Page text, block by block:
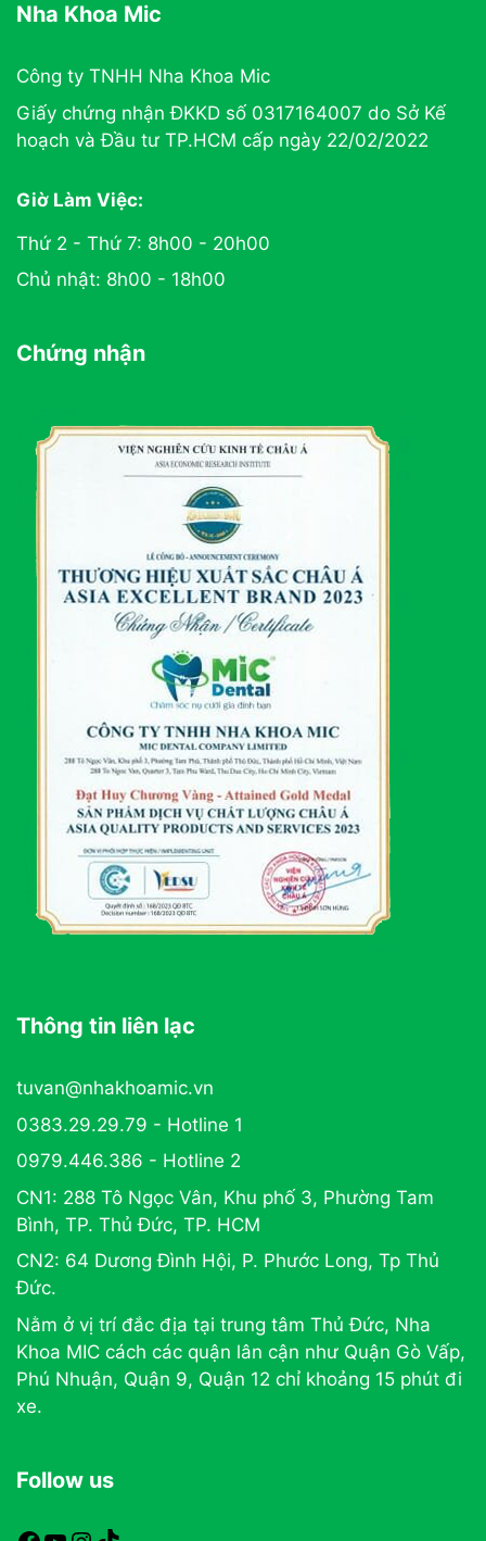
Nha Khoa Mic
Công ty TNHH Nha Khoa Mic
Giấy chứng nhận ĐKKD số 0317164007 do Sở Kế
hoạch và Đầu tư TP.HCM cấp ngày 22/02/2022
Giờ Làm Việc:
Thứ 2 - Thứ 7: 8h00 - 20h00
Chủ nhật: 8h00 - 18h00
Chứng nhận
Thông tin liên lạc
tuvan@nhakhoamic.vn
0383.29.29.79 - Hotline 1
0979.446.386 - Hotline 2
CN1: 288 Tô Ngọc Vân, Khu phố 3, Phường Tam
Bình, TP. Thủ Đức, TP. HCM
CN2: 64 Dương Đình Hội, P. Phước Long, Tp Thủ
Đức.
Nằm ở vị trí đắc địa tại trung tâm Thủ Đức, Nha
Khoa MIC cách các quận lân cận như Quận Gò Vấp,
Phú Nhuận, Quận 9, Quận 12 chỉ khoảng 15 phút đi
xe.
Follow us